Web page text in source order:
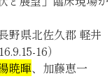
野県北佐久郡 軽井
16）
暁暉、加藤恵一